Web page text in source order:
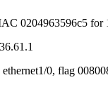
0204963596c5 for
0, flag